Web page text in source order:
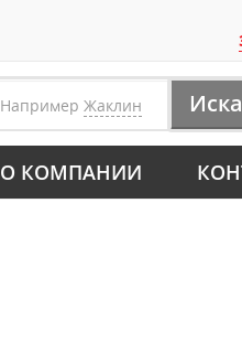
Например Жаклин
О КОМПАНИИ